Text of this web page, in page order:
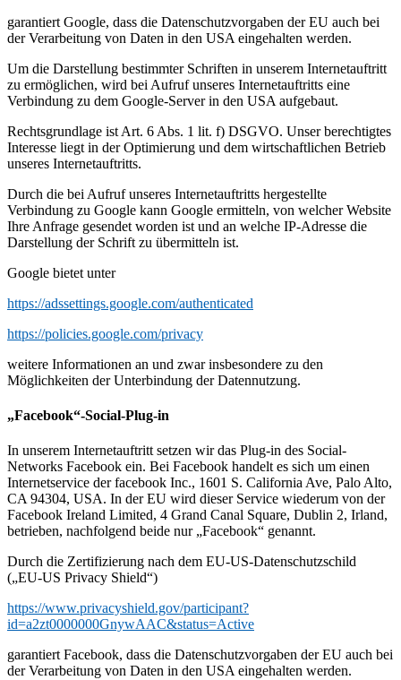
garantiert Google, dass die Datenschutzvorgaben der EU auch bei
der Verarbeitung von Daten in den USA eingehalten werden.
Um die Darstellung bestimmter Schriften in unserem Internetauftritt
zu ermöglichen, wird bei Aufruf unseres Internetauftritts eine
Verbindung zu dem Google-Server in den USA aufgebaut.
Rechtsgrundlage ist Art. 6 Abs. 1 lit. f) DSGVO. Unser berechtigtes
Interesse liegt in der Optimierung und dem wirtschaftlichen Betrieb
unseres Internetauftritts.
Durch die bei Aufruf unseres Internetauftritts hergestellte
Verbindung zu Google kann Google ermitteln, von welcher Website
Ihre Anfrage gesendet worden ist und an welche IP-Adresse die
Darstellung der Schrift zu übermitteln ist.
Google bietet unter
https://adssettings.google.com/authenticated
https://policies.google.com/privacy
weitere Informationen an und zwar insbesondere zu den
Möglichkeiten der Unterbindung der Datennutzung.
„Facebook“-Social-Plug-in
In unserem Internetauftritt setzen wir das Plug-in des Social-
Networks Facebook ein. Bei Facebook handelt es sich um einen
Internetservice der facebook Inc., 1601 S. California Ave, Palo Alto,
CA 94304, USA. In der EU wird dieser Service wiederum von der
Facebook Ireland Limited, 4 Grand Canal Square, Dublin 2, Irland,
betrieben, nachfolgend beide nur „Facebook“ genannt.
Durch die Zertifizierung nach dem EU-US-Datenschutzschild
(„EU-US Privacy Shield“)
https://www.privacyshield.gov/participant?
id=a2zt0000000GnywAAC&status=Active
garantiert Facebook, dass die Datenschutzvorgaben der EU auch bei
der Verarbeitung von Daten in den USA eingehalten werden.